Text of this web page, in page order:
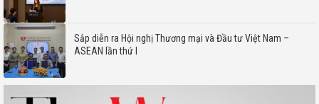
Sắp diễn ra Hội nghị Thương mại và Đầu tư Việt Nam –
ASEAN lần thứ I